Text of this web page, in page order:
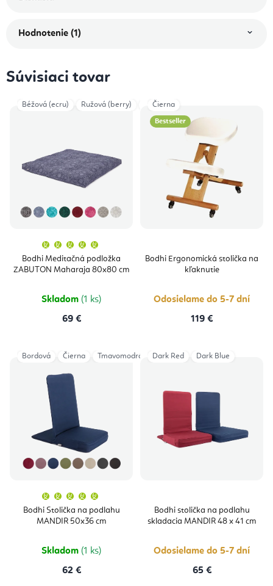
Hodnotenie (1)
Súvisiaci tovar
Bodhi Meditačná podložka
ZABUTON Maharaja 80x80 cm
produktu
je
5,0
Skladom (1 ks)
69 €
Béžová (ecru) Ružová (berry) Taupe
Bestseller
Bodhi Ergonomická stolička na
kľaknutie
Odosielame do 5-7 dní
119 €
Čierna
Bodhi Stolička na podlahu
MANDIR 50x36 cm
produktu
je
5,0
Skladom (1 ks)
62 €
Bordová Čierna Tmavomodrá Light Taupe Dusty Purple
Bodhi stolička na podlahu
skladacia MANDIR 48 x 41 cm
Odosielame do 5-7 dní
65 €
Dark Red Dark Blue